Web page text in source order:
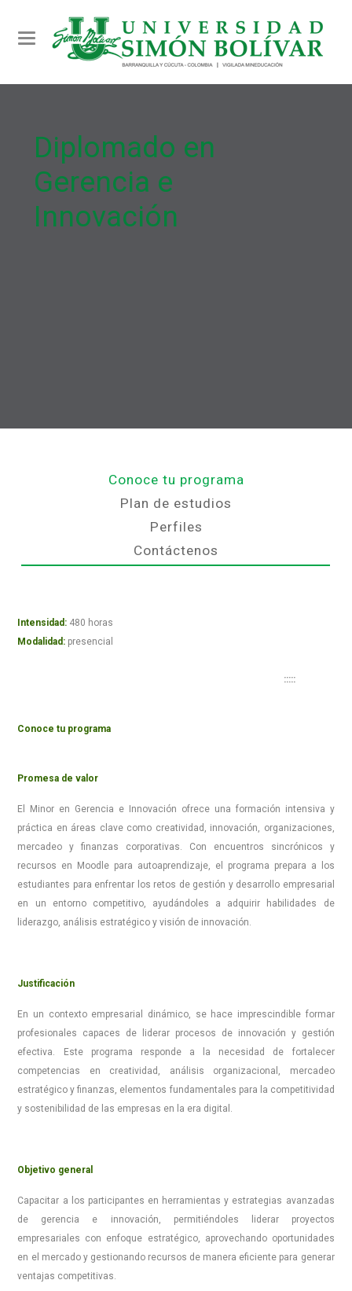
Toggle navigation
Diplomado en
Gerencia e
Innovación
Conoce tu programa
Plan de estudios
Perfiles
Contáctenos
Intensidad: 480 horas
Modalidad: presencial
:::::
Conoce tu programa
Promesa de valor
El Minor en Gerencia e Innovación ofrece una formación intensiva y
práctica en áreas clave como creatividad, innovación, organizaciones,
mercadeo y finanzas corporativas. Con encuentros sincrónicos y
recursos en Moodle para autoaprendizaje, el programa prepara a los
estudiantes para enfrentar los retos de gestión y desarrollo empresarial
en un entorno competitivo, ayudándoles a adquirir habilidades de
liderazgo, análisis estratégico y visión de innovación.
Justificación
En un contexto empresarial dinámico, se hace imprescindible formar
profesionales capaces de liderar procesos de innovación y gestión
efectiva. Este programa responde a la necesidad de fortalecer
competencias en creatividad, análisis organizacional, mercadeo
estratégico y finanzas, elementos fundamentales para la competitividad
y sostenibilidad de las empresas en la era digital.
Objetivo general
Capacitar a los participantes en herramientas y estrategias avanzadas
de gerencia e innovación, permitiéndoles liderar proyectos
empresariales con enfoque estratégico, aprovechando oportunidades
en el mercado y gestionando recursos de manera eficiente para generar
ventajas competitivas.